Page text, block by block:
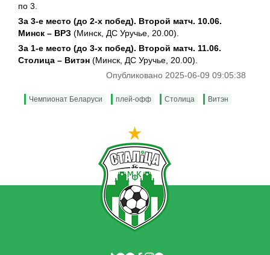
по 3.
За 3-е место (до 2-х побед). Второй матч. 10.06.
Минск – ВРЗ (Минск, ДС Уручье, 20.00).
За 1-е место (до 3-х побед). Второй матч. 11.06.
Столица – Витэн (Минск, ДС Уручье, 20.00).
Опубликовано 2025-06-09 09:05:38
Чемпионат Беларуси плей-офф Столица Витэн